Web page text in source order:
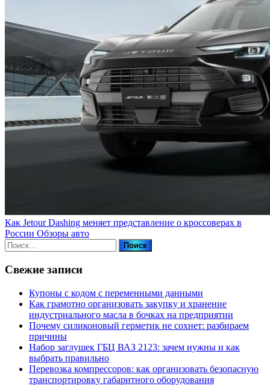
Как Jetour Dashing меняет представление о кроссоверах в
России Обзоры авто
Найти:
Свежие записи
Купоны c кодом с переменными данными
Как грамотно организовать закупку и хранение
индустриального масла в бочках на предприятии
Почему силиконовый герметик не сохнет: разбираем
причины
Набор заглушек ГБЦ ВАЗ 2123: зачем нужны и как
выбрать правильно
Перевозка компрессоров: как организовать безопасную
транспортировку габаритного оборудования